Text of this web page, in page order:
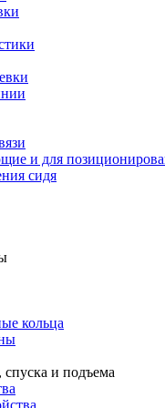
и для
сидя
кольца
спуска и подъема